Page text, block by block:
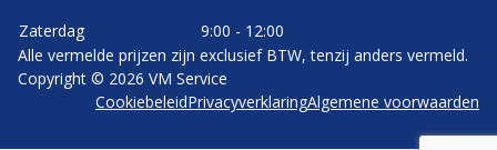
Zaterdag
9:00 - 12:00
Alle vermelde prijzen zijn exclusief BTW, tenzij anders vermeld.
Copyright © 2026 VM Service
CookiebeleidPrivacyverklaringAlgemene voorwaarden